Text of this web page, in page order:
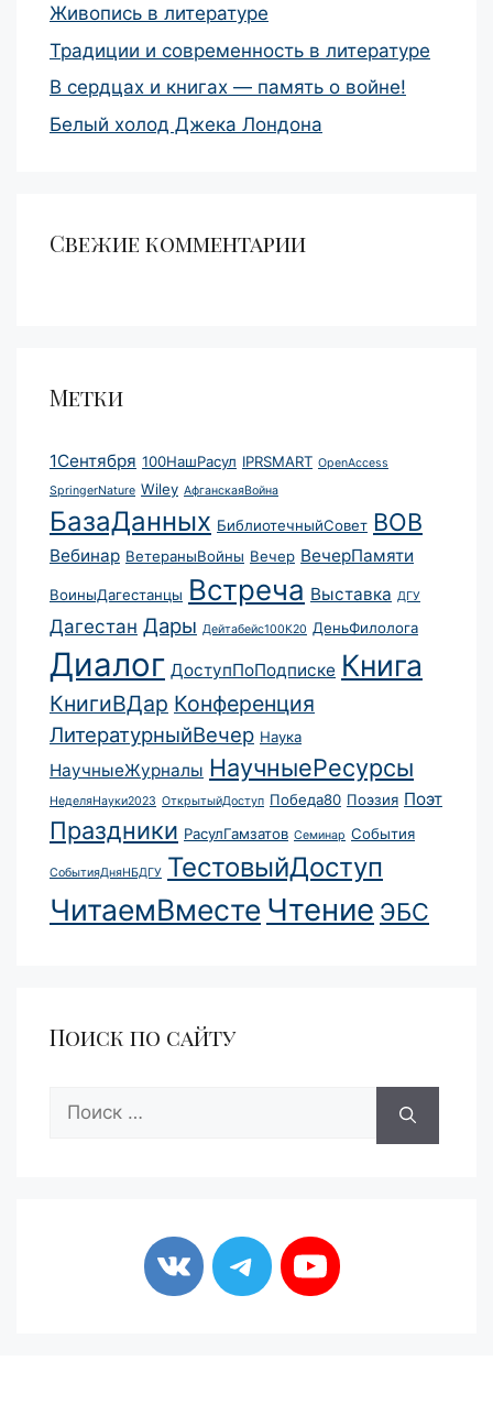
Живопись в литературе
Традиции и современность в литературе
В сердцах и книгах — память о войне!
Белый холод Джека Лондона
Свежие комментарии
Метки
1Сентября 100НашРасул IPRSMART OpenAccess
SpringerNature Wiley АфганскаяВойна
БазаДанных БиблиотечныйСовет ВОВ
Вебинар ВетераныВойны Вечер ВечерПамяти
ВоиныДагестанцы Встреча Выставка ДГУ
Дагестан Дары Дейтабейс100К20 ДеньФилолога
Диалог ДоступПоПодписке Книга
КнигиВДар Конференция
ЛитературныйВечер Наука
НаучныеЖурналы НаучныеРесурсы
НеделяНауки2023 ОткрытыйДоступ Победа80 Поэзия Поэт
Праздники РасулГамзатов Семинар События
СобытияДняНБДГУ ТестовыйДоступ
ЧитаемВместе Чтение ЭБС
Поиск по сайту